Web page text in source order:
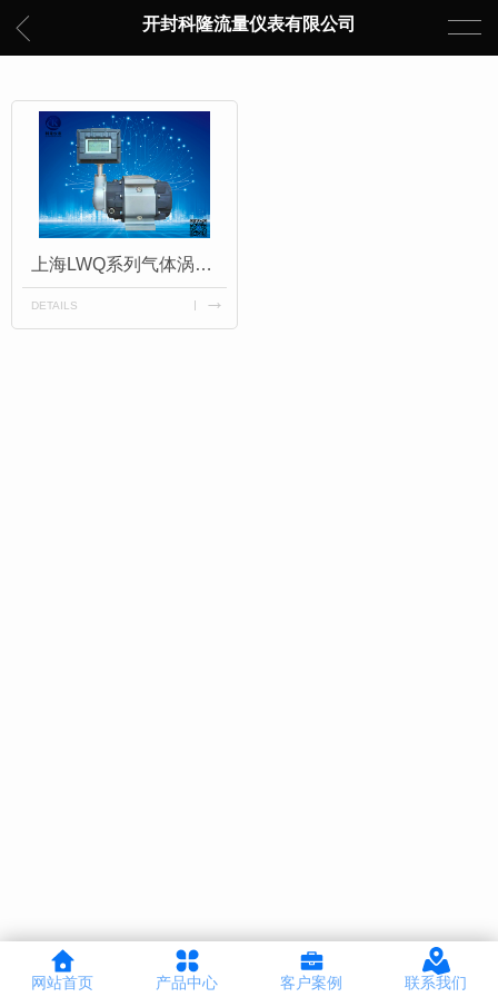
开封科隆流量仪表有限公司
上海LWQ系列气体涡轮流量计
DETAILS
网站首页 产品中心 客户案例 联系我们